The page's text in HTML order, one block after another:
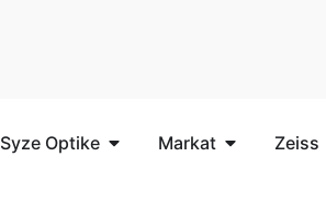
Syze Optike Markat Zeiss